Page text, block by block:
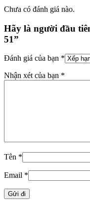
Chưa có đánh giá nào.
Hãy là người đầu
51”
Đánh giá của bạn *
Nhận xét của bạn *
Tên *
Email *